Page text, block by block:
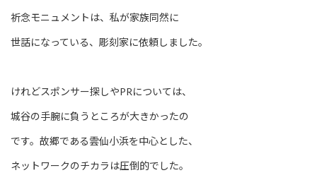
祈念モニュメントは、私が家族同然に
世話になっている、彫刻家に依頼しました。
けれどスポンサー探しやPRについては、
城谷の手腕に負うところが大きかったの
です。故郷である雲仙小浜を中心とした、
ネットワークのチカラは圧倒的でした。